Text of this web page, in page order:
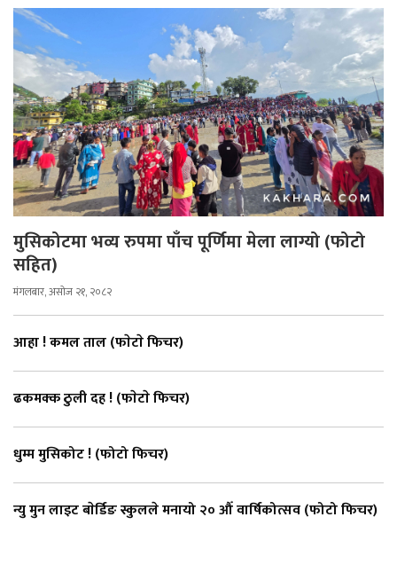
मुसिकोटमा भव्य रुपमा पाँच पूर्णिमा मेला लाग्यो (फोटो
सहित)
मंगलबार, असोज २१, २०८२
आहा ! कमल ताल (फाेटाे फिचर)
ढकमक्क ठुली दह ! (फाेटाे फिचर)
धुम्म मुसिकोट ! (फोटो फिचर)
न्यु मुन लाइट बाेर्डिङ स्कुलले मनायो २० औँ वार्षिकोत्सव (फोटो फिचर)